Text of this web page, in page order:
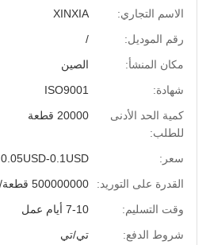
الاسم التجاري:
XINXIA
رقم الموديل:
/
مكان المنشأ:
الصين
شهادة:
ISO9001
كمية الحد الأدنى
للطلب:
20000 قطعة
سعر:
0.05USD-0.1USD
القدرة على التوريد:
500000000 قطعة/يوم
وقت التسليم:
7-10 أيام عمل
شروط الدفع:
تي/تي